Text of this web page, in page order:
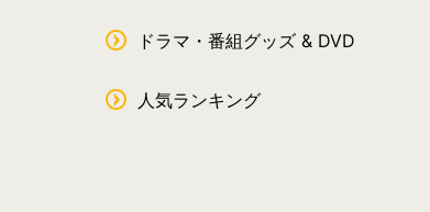
ドラマ・番組グッズ & DVD
人気ランキング